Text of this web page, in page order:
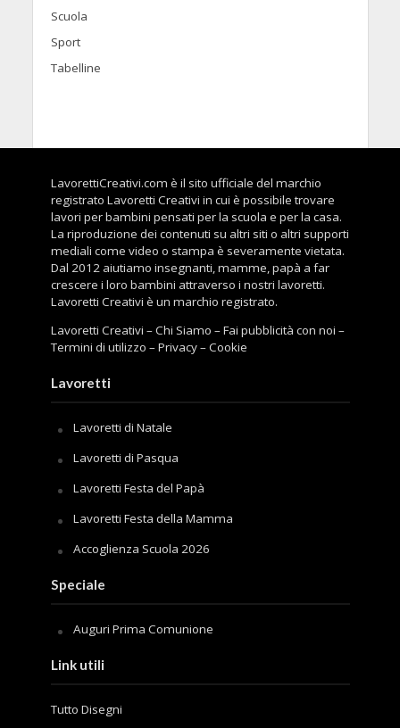
Scuola
Sport
Tabelline
LavorettiCreativi.com è il sito ufficiale del marchio
registrato Lavoretti Creativi in cui è possibile trovare
lavori per bambini pensati per la scuola e per la casa.
La riproduzione dei contenuti su altri siti o altri supporti
mediali come video o stampa è severamente vietata.
Dal 2012 aiutiamo insegnanti, mamme, papà a far
crescere i loro bambini attraverso i nostri lavoretti.
Lavoretti Creativi è un marchio registrato.
Lavoretti Creativi –Chi Siamo –Fai pubblicità con noi –
Termini di utilizzo –Privacy–Cookie
Lavoretti
Lavoretti di Natale
Lavoretti di Pasqua
Lavoretti Festa del Papà
Lavoretti Festa della Mamma
Accoglienza Scuola 2026
Speciale
Auguri Prima Comunione
Link utili
Tutto Disegni